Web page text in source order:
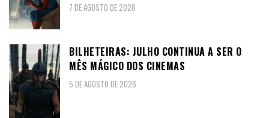
7 DE AGOSTO DE 2026
BILHETEIRAS: JULHO CONTINUA A SER O
MÊS MÁGICO DOS CINEMAS
5 DE AGOSTO DE 2026